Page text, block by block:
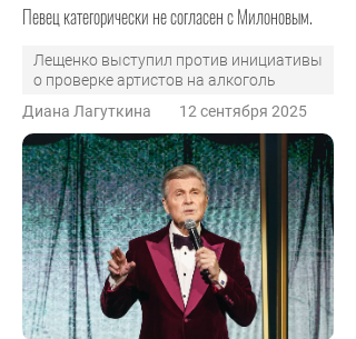
Певец категорически не согласен с Милоновым.
Лещенко выступил против инициативы
о проверке артистов на алкоголь
Диана Лагуткина
12 сентября 2025